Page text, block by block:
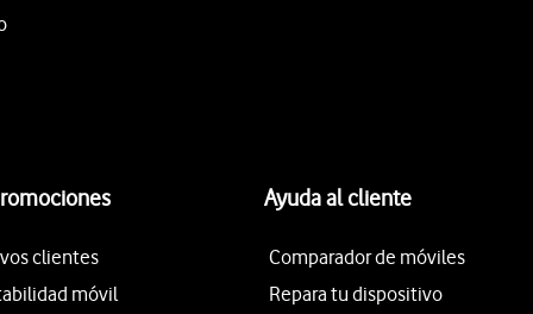
clientes
móvil
Ayuda al cliente
Comparador de móviles
Repara tu dispositivo